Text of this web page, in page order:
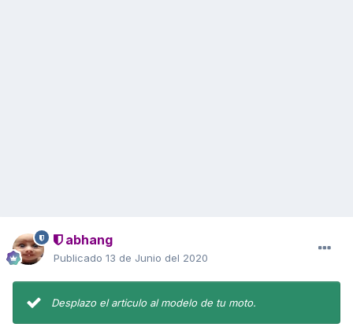
abhang
Publicado 13 de Junio del 2020
Desplazo el articulo al modelo de tu moto.